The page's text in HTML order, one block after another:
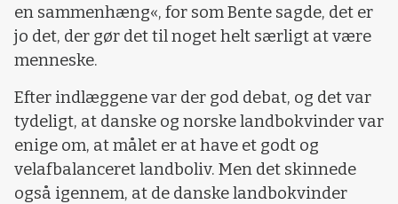
en sammenhæng«, for som Bente sagde, det er
jo det, der gør det til noget helt særligt at være
menneske.
Efter indlæggene var der god debat, og det var
tydeligt, at danske og norske landbokvinder var
enige om, at målet er at have et godt og
velafbalanceret landboliv. Men det skinnede
også igennem, at de danske landbokvinder